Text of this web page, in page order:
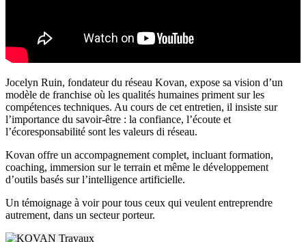
Jocelyn Ruin, fondateur du réseau Kovan, expose sa vision d’un
modèle de franchise où les qualités humaines priment sur les
compétences techniques. Au cours de cet entretien, il insiste sur
l’importance du savoir-être : la confiance, l’écoute et
l’écoresponsabilité sont les valeurs di réseau.
Kovan offre un accompagnement complet, incluant formation,
coaching, immersion sur le terrain et même le développement
d’outils basés sur l’intelligence artificielle.
Un témoignage à voir pour tous ceux qui veulent entreprendre
autrement, dans un secteur porteur.